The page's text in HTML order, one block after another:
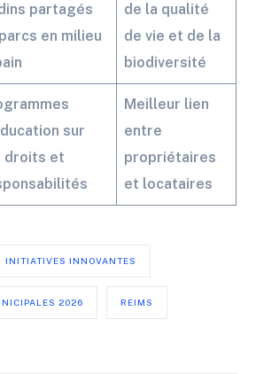
partagés
en milieu
de la qualité
de vie et de la
biodiversité
sur
droits et
Meilleur lien
entre
propriétaires
et locataires
INITIATIVES INNOVANTES
2026 REIMS